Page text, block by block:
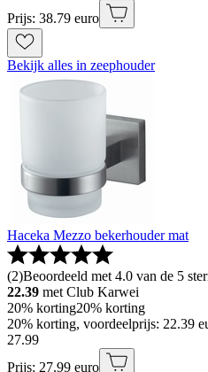
Prijs: 38.79 euro
Bekijk alles in zeephouder
Haceka Mezzo bekerhouder mat
(2)Beoordeeld met 4.0 van de 5
22.39 met Club Karwei
20% korting20% korting
20% korting, voordeelprijs: 22.39
27.99
Prijs: 27.99 euro